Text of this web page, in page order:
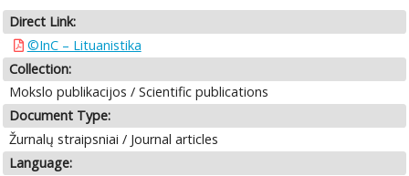
Direct Link:
©InC – Lituanistika
Collection:
Mokslo publikacijos / Scientific publications
Document Type:
Žurnalų straipsniai / Journal articles
Language: